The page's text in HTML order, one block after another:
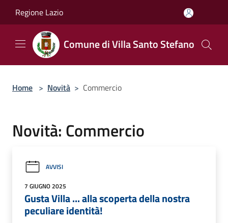
Regione Lazio
Comune di Villa Santo Stefano
Home > Novità > Commercio
Novità: Commercio
AVVISI
7 GIUGNO 2025
Gusta Villa ... alla scoperta della nostra
peculiare identità!